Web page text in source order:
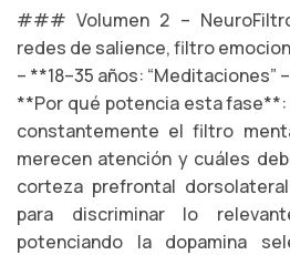
### Volumen 2 –
redes de salience, filtro
– **18–35 años: “Meditaciones”
**Por qué potencia esta
constantemente el filtro
merecen atención y cuáles
corteza prefrontal
para discriminar lo
potenciando la dopamina